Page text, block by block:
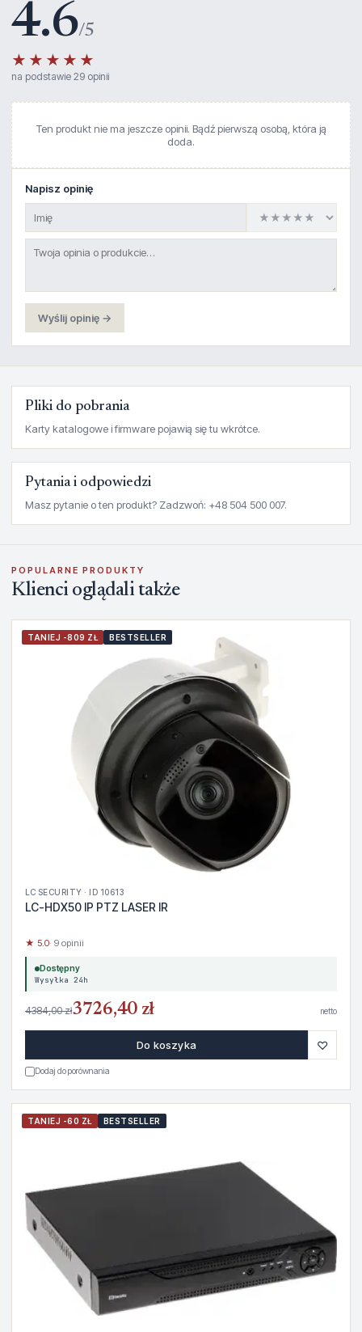
4.6/5
★★★★★
na podstawie 29 opinii
Ten produkt nie ma jeszcze opinii. Bądź pierwszą osobą, która ją
doda.
Napisz opinię
Wyślij opinię →
Pliki do pobrania
Karty katalogowe i firmware pojawią się tu wkrótce.
Pytania i odpowiedzi
Masz pytanie o ten produkt? Zadzwoń: +48 504 500 007.
POPULARNE PRODUKTY
Klienci oglądali także
TANIEJ -809 ZŁ BESTSELLER
LC SECURITY · ID 10613
LC-HDX50 IP PTZ LASER IR
★ 5.0· 9 opinii
Dostępny
Wysyłka 24h
4384,00 zł3726,40 zł netto
Do koszyka ♡
Dodaj do porównania
TANIEJ -60 ZŁ BESTSELLER